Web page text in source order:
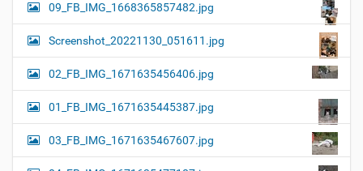
09_FB_IMG_1668365857482.jpg
Screenshot_20221130_051611.jpg
02_FB_IMG_1671635456406.jpg
01_FB_IMG_1671635445387.jpg
03_FB_IMG_1671635467607.jpg